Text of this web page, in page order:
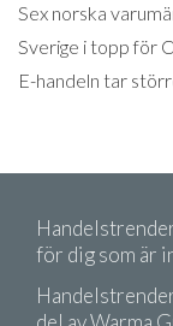
Sex norska
Sverige i topp för
E-handeln tar
för dig som är